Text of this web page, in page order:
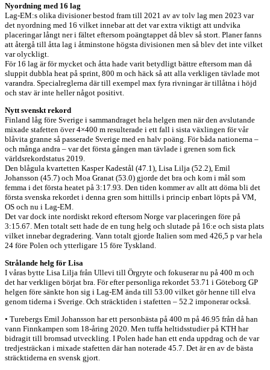
Nyordning med 16 lag
Lag-EM:s olika divisioner bestod fram till 2021 av av tolv lag men 2023 var
det nyordning med 16 vilket innebar att det var extra viktigt att undvika
placeringar långt ner i fältet eftersom poängtappet då blev så stort. Planer fanns
att återgå till åtta lag i åtminstone högsta divisionen men så blev det inte vilket
var olyckligt.
För 16 lag är för mycket och åtta hade varit betydligt bättre eftersom man då
sluppit dubbla heat på sprint, 800 m och häck så att alla verkligen tävlade mot
varandra. Specialreglerna där till exempel max fyra rivningar är tillåtna i höjd
och stav är inte heller något positivt.
Nytt svenskt rekord
Finland låg före Sverige i sammandraget hela helgen men när den avslutande
mixade stafetten över 4×400 m resulterade i ett fall i sista växlingen för vår
blåvita granne så passerade Sverige med en halv poäng. För båda nationerna –
och många andra – var det första gången man tävlade i grenen som fick
världsrekordstatus 2019.
Den blågula kvartetten Kasper Kadestål (47.1), Lisa Lilja (52.2), Emil
Johansson (45.7) och Moa Granat (53.0) gjorde det bra och kom i mål som
femma i det första heatet på 3:17.93. Den tiden kommer av allt att döma bli det
första svenska rekordet i denna gren som hittills i princip enbart löpts på VM,
OS och nu i Lag-EM.
Det var dock inte nordiskt rekord eftersom Norge var placeringen före på
3:15.67. Men totalt sett hade de en tung helg och slutade på 16:e och sista plats
vilket innebar degradering. Vann totalt gjorde Italien som med 426,5 p var hela
24 före Polen och ytterligare 15 före Tyskland.
Strålande helg för Lisa
I våras bytte Lisa Lilja från Ullevi till Örgryte och fokuserar nu på 400 m och
det har verkligen börjat bra. För efter personliga rekordet 53.71 i Göteborg GP
helgen före sänkte hon sig i Lag-EM ända till 53.00 vilket gör henne till elva
genom tiderna i Sverige. Och sträcktiden i stafetten – 52.2 imponerar också.
• Turebergs Emil Johansson har ett personbästa på 400 m på 46.95 från då han
vann Finnkampen som 18-åring 2020. Men tuffa heltidsstudier på KTH har
bidragit till bromsad utveckling. I Polen hade han ett enda uppdrag och de var
tredjesträckan i mixade stafetten där han noterade 45.7. Det är en av de bästa
sträcktiderna en svensk gjort.